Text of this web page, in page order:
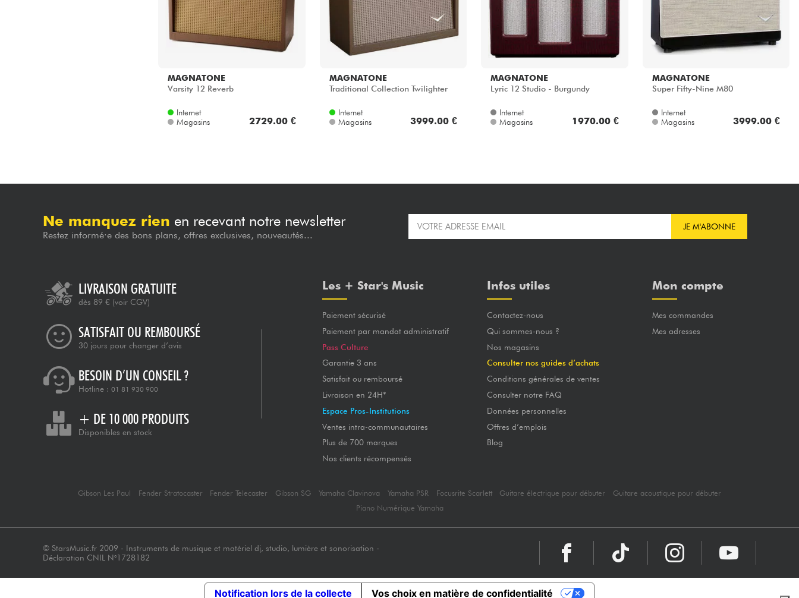
MAGNATONE
Varsity 12 Reverb
Internet
Magasins
2729.00 €
MAGNATONE
Traditional Collection Twilighter
Internet
Magasins
3999.00 €
MAGNATONE
Lyric 12 Studio - Burgundy
Internet
Magasins
1970.00 €
MAGNATONE
Super Fifty-Nine M80
Internet
Magasins
3999.00 €
Ne manquez rien en recevant notre newsletter
Restez informé·e des bons plans, offres exclusives, nouveautés...
JE M'ABONNE
LIVRAISON GRATUITE
dès 89 € (voir CGV)
SATISFAIT OU REMBOURSÉ
30 jours pour changer d’avis
BESOIN D’UN CONSEIL ?
Hotline : 01 81 930 900
+ DE 10 000 PRODUITS
Disponibles en stock
Les + Star's Music
Paiement sécurisé
Paiement par mandat administratif
Pass Culture
Garantie 3 ans
Satisfait ou remboursé
Livraison en 24H*
Espace Pros-Institutions
Ventes intra-communautaires
Plus de 700 marques
Nos clients récompensés
Infos utiles
Contactez-nous
Qui sommes-nous ?
Nos magasins
Consulter nos guides d’achats
Conditions générales de ventes
Consulter notre FAQ
Données personnelles
Offres d’emplois
Blog
Mon compte
Mes commandes
Mes adresses
Gibson Les Paul Fender Stratocaster Fender Telecaster Gibson SG Yamaha Clavinova Yamaha PSR Focusrite Scarlett Guitare électrique pour débuter
Guitare acoustique pour débuter
Piano Numérique Yamaha
© StarsMusic.fr 2009 - Instruments de musique et matériel dj, studio, lumière et sonorisation -
Déclaration CNIL N°1728182
Notification lors de la collecte Vos choix en matière de confidentialité